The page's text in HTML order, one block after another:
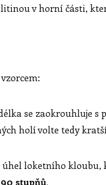
v horní části,
se zaokrouhluje s
holí volte tedy
loketního kloubu,
90 stupňů.